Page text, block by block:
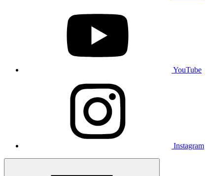
YouTube
Instagram